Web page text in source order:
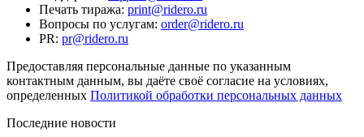
Печать тиража: print@ridero.ru
Вопросы по услугам: order@ridero.ru
PR: pr@ridero.ru
Предоставляя персональные данные по указанным
контактным данным, вы даёте своё согласие на условиях,
определенных Политикой обработки персональных данных
Последние новости